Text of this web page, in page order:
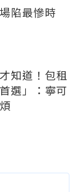
陷最慘時
知道！包租
選」：寧可